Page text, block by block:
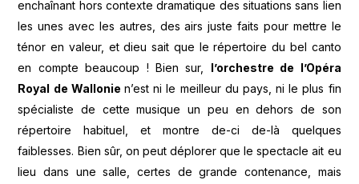
enchaînant hors contexte dramatique des situations sans lien
les unes avec les autres, des airs juste faits pour mettre le
ténor en valeur, et dieu sait que le répertoire du bel canto
en compte beaucoup ! Bien sur, l’orchestre de l’Opéra
Royal de Wallonie n’est ni le meilleur du pays, ni le plus fin
spécialiste de cette musique un peu en dehors de son
répertoire habituel, et montre de-ci de-là quelques
faiblesses. Bien sûr, on peut déplorer que le spectacle ait eu
lieu dans une salle, certes de grande contenance, mais